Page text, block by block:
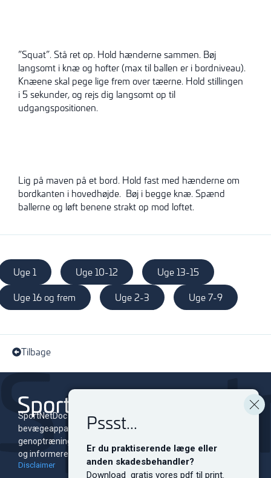
Pssst...
Er du praktiserende læge eller
anden skadesbehandler?
Download gratis vores pdf til print.
”Squat”. Stå ret op. Hold hænderne sammen. Bøj
langsomt i knæ og hofter (max til ballen er i bordniveau).
Knæene skal pege lige frem over tæerne. Hold stillingen
i 5 sekunder, og rejs dig langsomt op til
udgangspositionen.
Lig på maven på et bord. Hold fast med hænderne om
bordkanten i hovedhøjde. Bøj i begge knæ. Spænd
ballerne og løft benene strakt op mod loftet.
Uge 1 Uge 10-12 Uge 13-15
Uge 16 og frem Uge 2-3 Uge 7-9
Tilbage
SportNetDoc er et online leksikon for skader i
bevægeapparatet med tilhørende
genoptræningsprogrammer. Siden er dedikeret til at oplyse
og informere både fagfolk og sportsudøvere på alle niveauer.
Disclaimer